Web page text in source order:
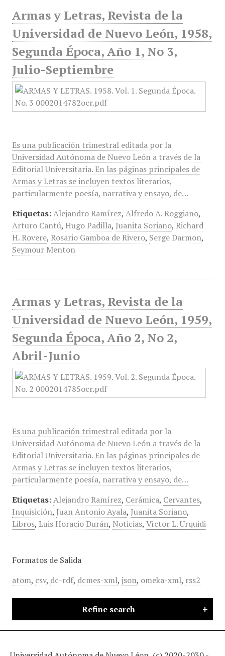
Armas y Letras, Revista de la
Universidad de Nuevo León, 1958,
Segunda Época, Año 1, No 3,
Julio-Septiembre
Es una publicación trimestral editada por la
Universidad Autónoma de Nuevo León a través de la
Editorial Universitaria. En las páginas principales de
Armas y Letras se incluyen textos literarios,
particularmente poesía, narrativa y ensayo, de…
Etiquetas: Alejandro Ramírez, Alfredo A. Roggiano,
Arturo Cantú, Hugo Padilla, Juanita Soriano, Richard
H. Rovere, Rosario Gamboa de Rivero, Serge Darmon,
Seymour Menton
Armas y Letras, Revista de la
Universidad de Nuevo León, 1959,
Segunda Época, Año 2, No 2,
Abril-Junio
Es una publicación trimestral editada por la
Universidad Autónoma de Nuevo León a través de la
Editorial Universitaria. En las páginas principales de
Armas y Letras se incluyen textos literarios,
particularmente poesía, narrativa y ensayo, de…
Etiquetas: Alejandro Ramírez, Cerámica, Cervantes,
Inquisición, Juan Antonio Ayala, Juanita Soriano,
Libros, Luis Horacio Durán, Noticias, Víctor L. Urquidi
Formatos de Salida
atom, csv, dc-rdf, dcmes-xml, json, omeka-xml, rss2
Refine search